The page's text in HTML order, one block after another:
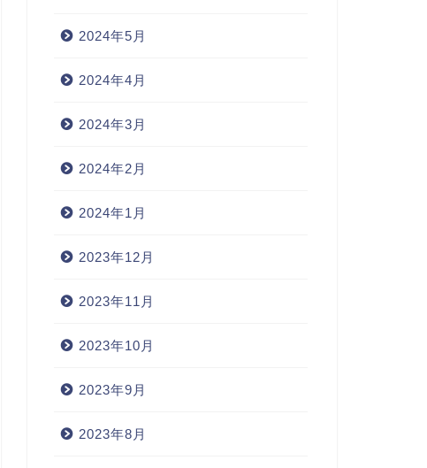
2024年5月
2024年4月
2024年3月
2024年2月
2024年1月
2023年12月
2023年11月
2023年10月
2023年9月
2023年8月